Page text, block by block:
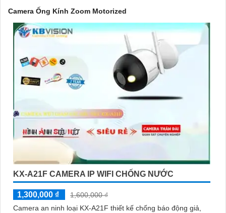
Camera Ống Kính Zoom Motorized
KX-A21F CAMERA IP WIFI CHỐNG NƯỚC
1,300,000 ₫
1,600,000 ₫
Camera an ninh loại KX-A21F thiết kế chống báo động giả,